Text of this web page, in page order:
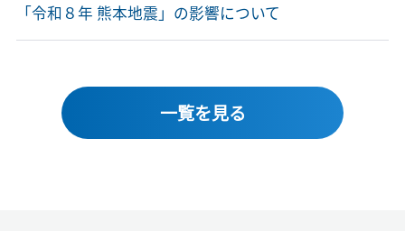
「令和８年 熊本地震」の影響について
一覧を見る